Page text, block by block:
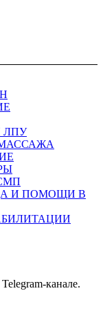
ЛПУ
И ПОМОЩИ В
канале.